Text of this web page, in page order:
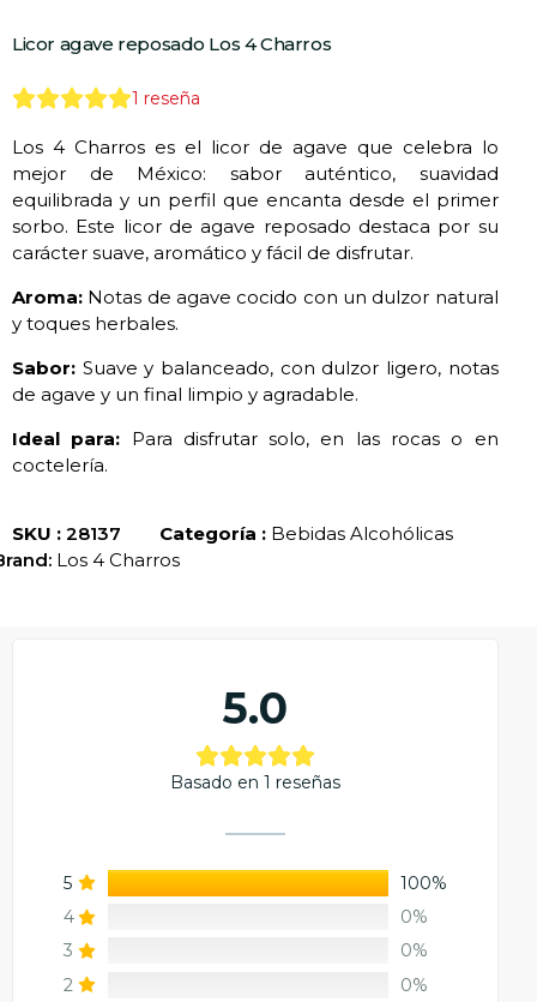
Licor agave reposado Los 4 Charros
1 reseña
Los 4 Charros es el licor de agave que celebra lo
mejor de México: sabor auténtico, suavidad
equilibrada y un perfil que encanta desde el primer
sorbo. Este licor de agave reposado destaca por su
carácter suave, aromático y fácil de disfrutar.
Aroma: Notas de agave cocido con un dulzor natural
y toques herbales.
Sabor: Suave y balanceado, con dulzor ligero, notas
de agave y un final limpio y agradable.
Ideal para: Para disfrutar solo, en las rocas o en
coctelería.
SKU : 28137 Categoría : Bebidas Alcohólicas
Los 4 Charros
5.0
Basado en 1 reseñas
5
100%
4
0%
3
0%
2
0%